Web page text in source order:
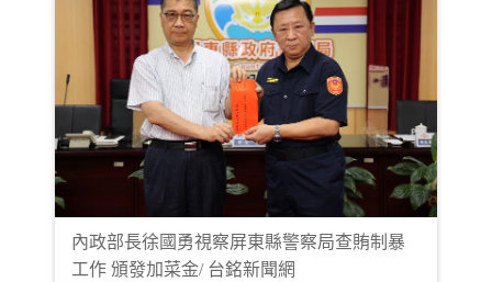
內政部長徐國勇視察屏東縣警察局查賄制暴
工作 頒發加菜金/ 台銘新聞網